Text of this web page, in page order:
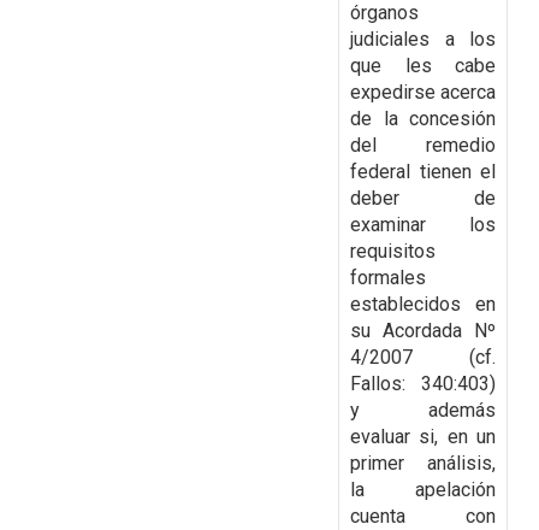
órganos
judiciales a los
que les cabe
expedirse acerca
de
la concesión
del remedio
federal tienen el
deber de
examinar los
requisitos
formales
establecidos en
su Acordada Nº
4/2007 (cf.
Fallos: 340:403)
y además
evaluar si, en un
primer análisis,
la apelación
cuenta con